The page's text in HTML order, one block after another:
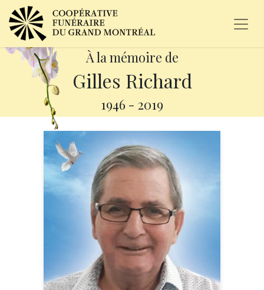
À la mémoire de
Gilles Richard
1946 - 2019